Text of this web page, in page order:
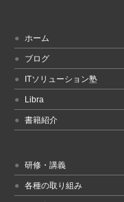
ホーム
ブログ
ITソリューション塾
Libra
書籍紹介
研修・講義
各種の取り組み